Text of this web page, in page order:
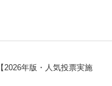
2026年版・人気投票実施